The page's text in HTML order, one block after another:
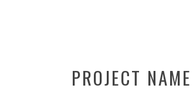
PROJECT NAME